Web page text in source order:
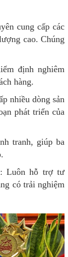
cung cấp các
cao. Chúng
định nghiêm
hàng.
nhiều dòng sản
phát triển của
tranh, giúp ba
: Luôn hỗ trợ tư
có trải nghiệm